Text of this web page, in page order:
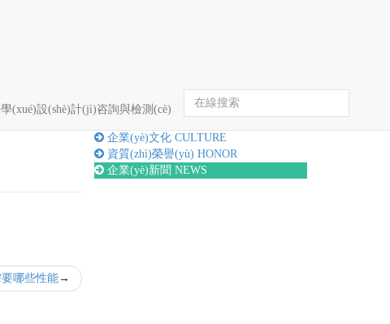
(xué)設(shè)計(jì)咨詢與檢測(cè)
企業(yè)文化 CULTURE
資質(zhì)榮譽(yù) HONOR
企業(yè)新聞 NEWS
哪些性能